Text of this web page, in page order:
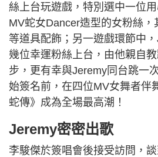
絲上台玩遊戲，特別選中一位用
MV蛇女Dancer造型的女粉絲，
等道具配飾；另一遊戲環節中
幾位幸運粉絲上台，由他親自
步，更有幸與Jeremy同台跳一
始簽名前，在四位MV女舞者伴
蛇傳》成為全場最高潮！
Jeremy密密出歌
李駿傑於簽唱會後接受訪問，